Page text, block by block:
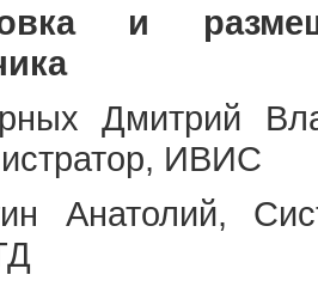
и
Дмитрий
ИВИС
Анатолий,